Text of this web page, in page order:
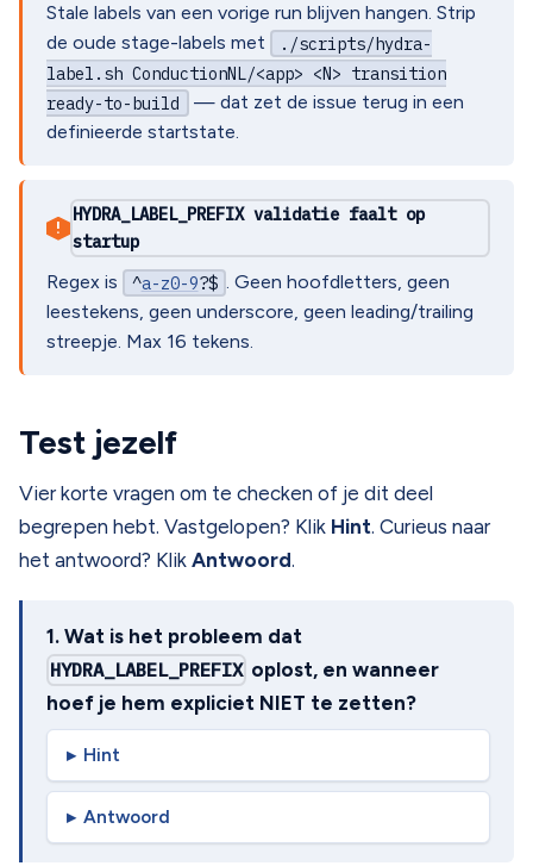
Stale labels van een vorige run blijven hangen. Strip
de oude stage-labels met
./scripts/hydra-
label.sh ConductionNL/<app> <N> transition
ready-to-build
— dat zet de issue terug in een
definieerde startstate.
!
HYDRA_LABEL_PREFIX validatie faalt op
startup
Regex is ^a-z0-9?$ . Geen hoofdletters, geen
leestekens, geen underscore, geen leading/trailing
streepje. Max 16 tekens.
Test jezelf
Vier korte vragen om te checken of je dit deel
begrepen hebt. Vastgelopen? Klik Hint. Curieus naar
het antwoord? Klik Antwoord.
1. Wat is het probleem dat
HYDRA_LABEL_PREFIX oplost, en wanneer
hoef je hem expliciet NIET te zetten?
Hint
Antwoord